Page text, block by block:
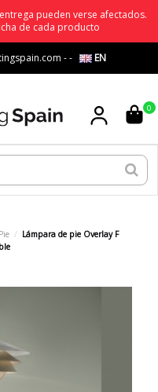
pueden verse afectados.
de cada producto
-- EN
0
Lámpara de pie Overlay F